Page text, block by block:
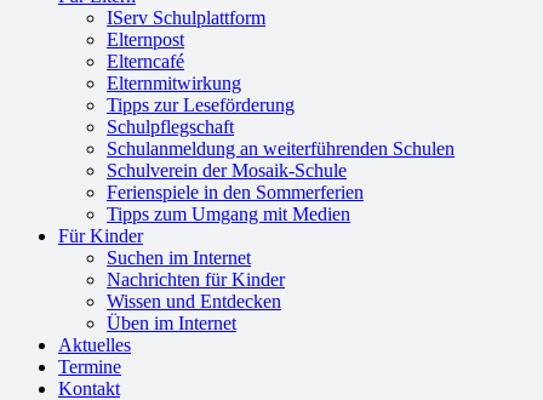
IServ Schulplattform
Elternpost
Elterncafé
Elternmitwirkung
Tipps zur Leseförderung
Schulpflegschaft
Schulanmeldung an weiterführenden Schulen
Schulverein der Mosaik-Schule
Ferienspiele in den Sommerferien
Tipps zum Umgang mit Medien
Für Kinder
Suchen im Internet
Nachrichten für Kinder
Wissen und Entdecken
Üben im Internet
Aktuelles
Termine
Kontakt